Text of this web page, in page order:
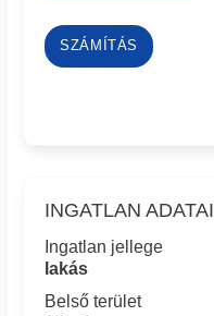
SZÁMÍTÁS
INGATLAN ADATAI
Ingatlan jellege
lakás
Belső terület